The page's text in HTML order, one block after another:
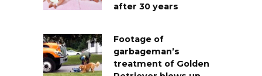
after 30 years
Footage of
garbageman’s
treatment of Golden